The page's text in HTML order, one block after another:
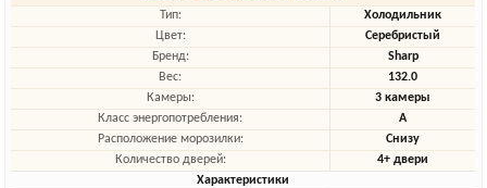
Тип:
Холодильник
Цвет:
Серебристый
Бренд:
Sharp
Вес:
132.0
Камеры:
3 камеры
Класс энергопотребления:
A
Расположение морозилки:
Снизу
Количество дверей:
4+ двери
Характеристики